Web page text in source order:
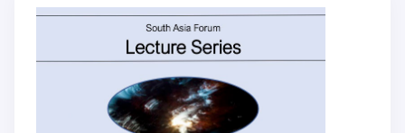
Mehr zu South Asia Forum